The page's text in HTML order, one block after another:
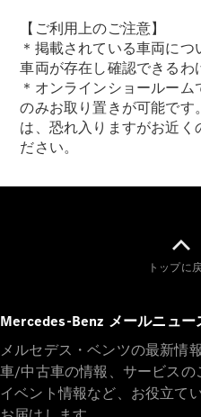
【ご利用上のご注意】
＊掲載されている車両に
車両が存在し確認できるわ
＊オンラインショールー
のみお取り置きが可能で
は、恐れ入りますがお近く
ださい。
トップに
Mercedes-Benz メールニュー
メルセデス・ベンツの最新情
車/中古車の情報、サービス
イベント情報など、お役立て